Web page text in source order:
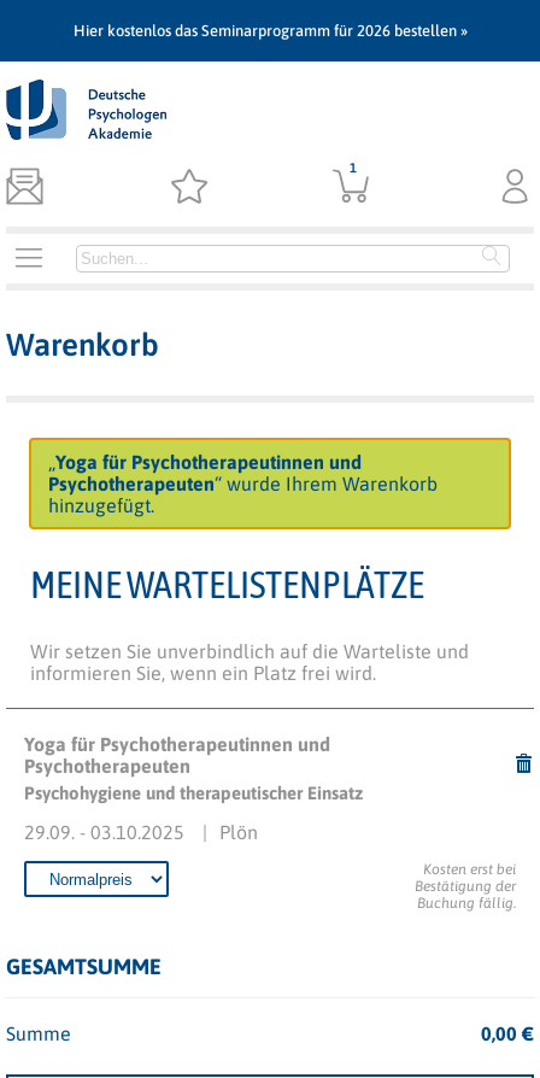
Hier kostenlos das Seminarprogramm für 2026 bestellen »
1
Warenkorb
„Yoga für Psychotherapeutinnen und
Psychotherapeuten“ wurde Ihrem Warenkorb
hinzugefügt.
MEINE WARTELISTENPLÄTZE
Wir setzen Sie unverbindlich auf die Warteliste und
informieren Sie, wenn ein Platz frei wird.
Yoga für Psychotherapeutinnen und
Psychotherapeuten
Psychohygiene und therapeutischer Einsatz
Plön
29.09. - 03.10.2025
Kosten erst bei
Bestätigung der
Buchung fällig.
GESAMTSUMME
Summe 0,00€